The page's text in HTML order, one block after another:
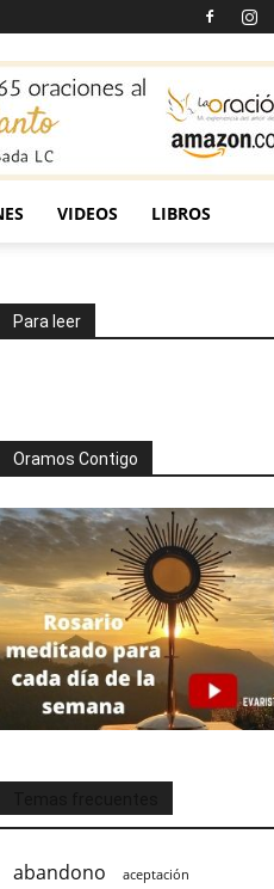
VIDEOS LIBROS
Para leer
Oramos Contigo
abandono aceptación